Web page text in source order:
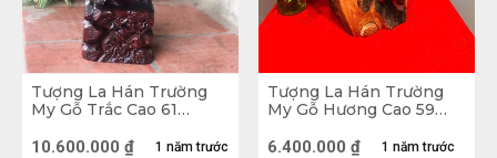
hoặc và kích thích tài năng nghệ sĩ cũng như ham
muốn sở hữu của nhiều người.
Tượng La Hán Trường
My Gỗ Trắc Cao 61
1 năm trước
10.600.000 ₫
Tượng La Hán Trường
My Gỗ Hương Cao 59
1 năm trước
6.400.000 ₫